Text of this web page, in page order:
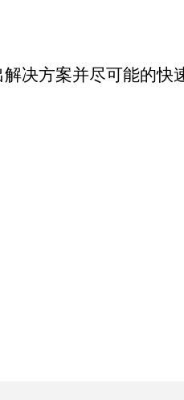
决方案并尽可能的快